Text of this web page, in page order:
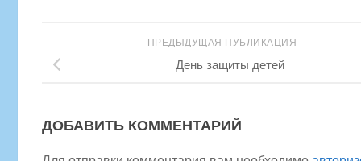
ПРЕДЫДУЩАЯ ПУБЛИКАЦИЯ
День защиты детей
ДОБАВИТЬ КОММЕНТАРИЙ